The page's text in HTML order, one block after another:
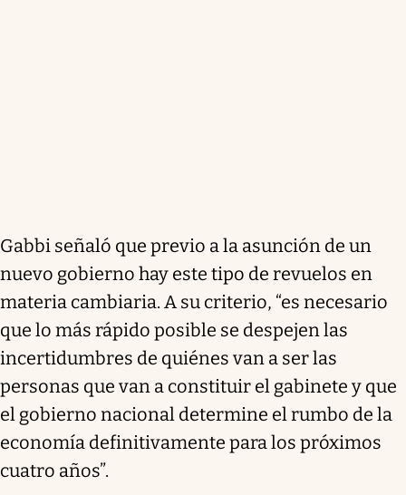
Gabbi señaló que previo a la asunción de un
nuevo gobierno hay este tipo de revuelos en
materia cambiaria. A su criterio, “es necesario
que lo más rápido posible se despejen las
incertidumbres de quiénes van a ser las
personas que van a constituir el gabinete y que
el gobierno nacional determine el rumbo de la
economía definitivamente para los próximos
cuatro años”.